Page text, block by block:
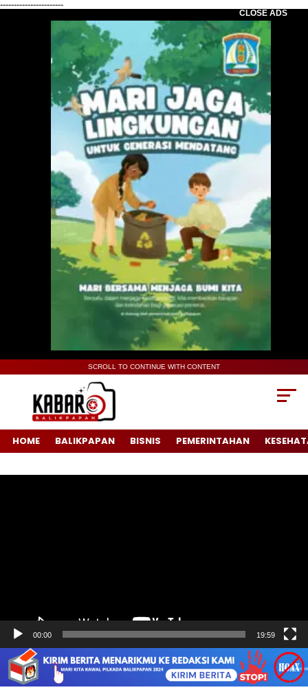
-----------------------
CLOSE ADS
SCROLL TO CONTINUE WITH CONTENT
HOME BALIKPAPAN BISNIS PEMERINTAHAN
00:00 19:59